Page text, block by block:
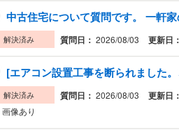
中古住宅について質問です。 一軒
解決済み 質問日： 2026/08/03 更新日：
[エアコン設置工事を断られました
解決済み 質問日： 2026/08/03 更新日：
画像あり